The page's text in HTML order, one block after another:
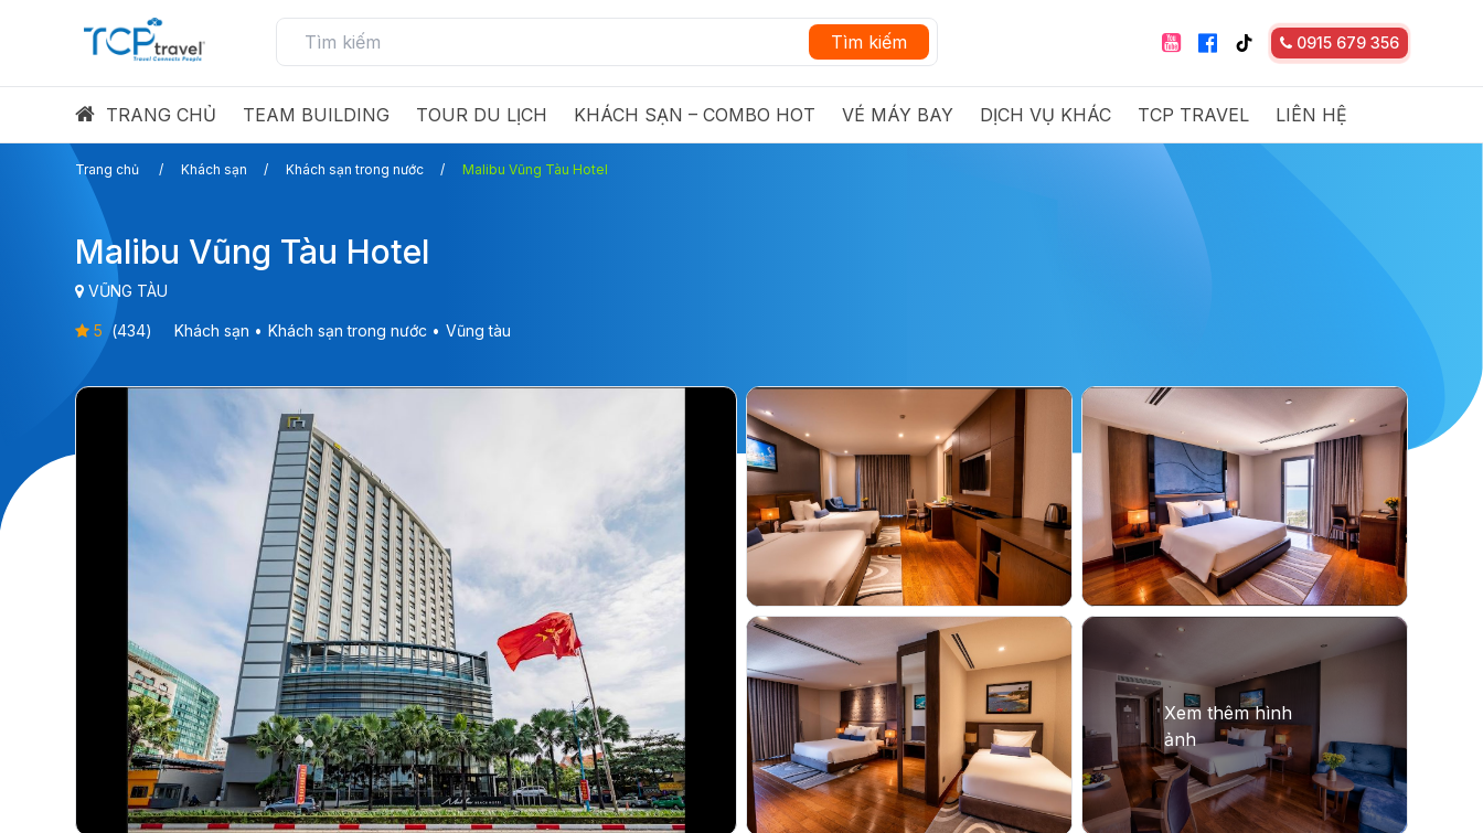
Tìm kiếm 0915 679 356
TRANG CHỦ TEAM BUILDING TOUR DU LỊCH KHÁCH SẠN – COMBO HOT VÉ MÁY BAY DỊCH VỤ KHÁC TCP TRAVEL LIÊN HỆ
Trang chủ Khách sạn Khách sạn trong nước Malibu Vũng Tàu Hotel
Malibu Vũng Tàu Hotel
VŨNG TÀU
5 (434) Khách sạn Khách sạn trong nước Vũng tàu